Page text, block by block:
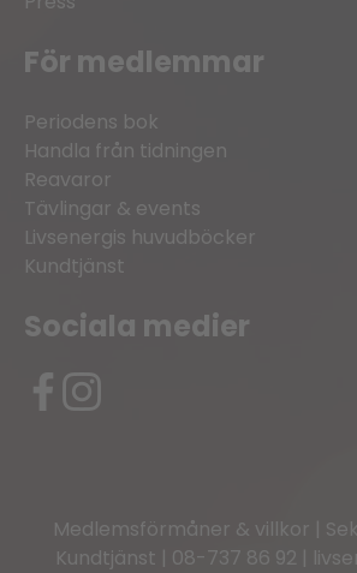
För medlemmar
Periodens bok
Handla från tidningen
Reavaror
Tävlingar & events
Livsenergis huvudböcker
Kundtjänst
Sociala medier
Medlemsförmåner & villkor |
Kundtjänst | 08-737 86 92 |